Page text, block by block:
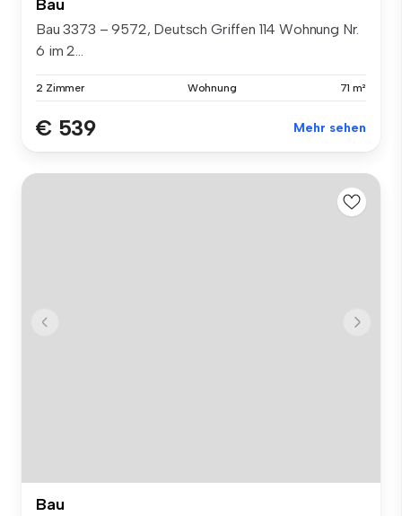
Bau
Bau 3373 – 9572, Deutsch Griffen 114 Wohnung Nr.
6 im 2...
2 Zimmer Wohnung 71 m²
€ 539 Mehr sehen
Bau